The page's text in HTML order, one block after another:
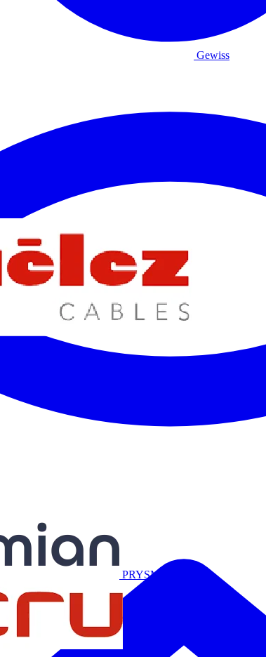
Gewiss
PRYSMIAN